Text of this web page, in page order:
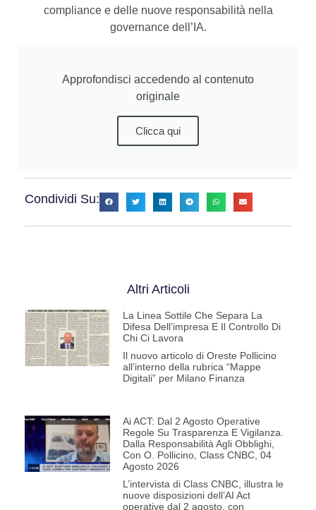
compliance e delle nuove responsabilità nella
governance dell’IA.
Approfondisci accedendo al contenuto
originale
Clicca qui
Condividi Su:
Altri Articoli
La Linea Sottile Che Separa La
Difesa Dell’impresa E Il Controllo Di
Chi Ci Lavora
Il nuovo articolo di Oreste Pollicino
all’interno della rubrica “Mappe
Digitali” per Milano Finanza
Ai ACT: Dal 2 Agosto Operative
Regole Su Trasparenza E Vigilanza.
Dalla Responsabilità Agli Obblighi,
Con O. Pollicino, Class CNBC, 04
Agosto 2026
L’intervista di Class CNBC, illustra le
nuove disposizioni dell’AI Act
operative dal 2 agosto, con